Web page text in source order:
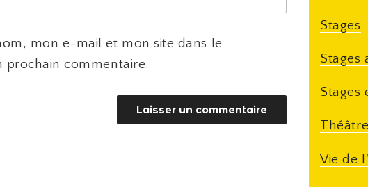
mon e-mail et mon site dans le
commentaire.
Stages
Stages
Stages
Vie de